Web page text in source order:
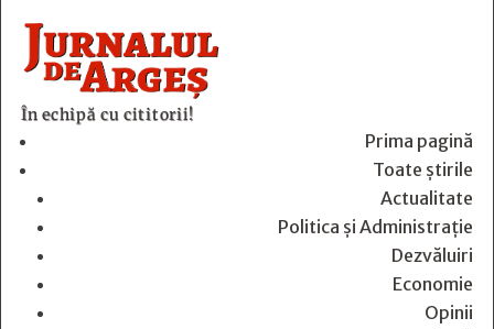
În echipă cu cititorii!
Prima pagină
Toate știrile
Actualitate
Politica și Administrație
Dezvăluiri
Economie
Opinii